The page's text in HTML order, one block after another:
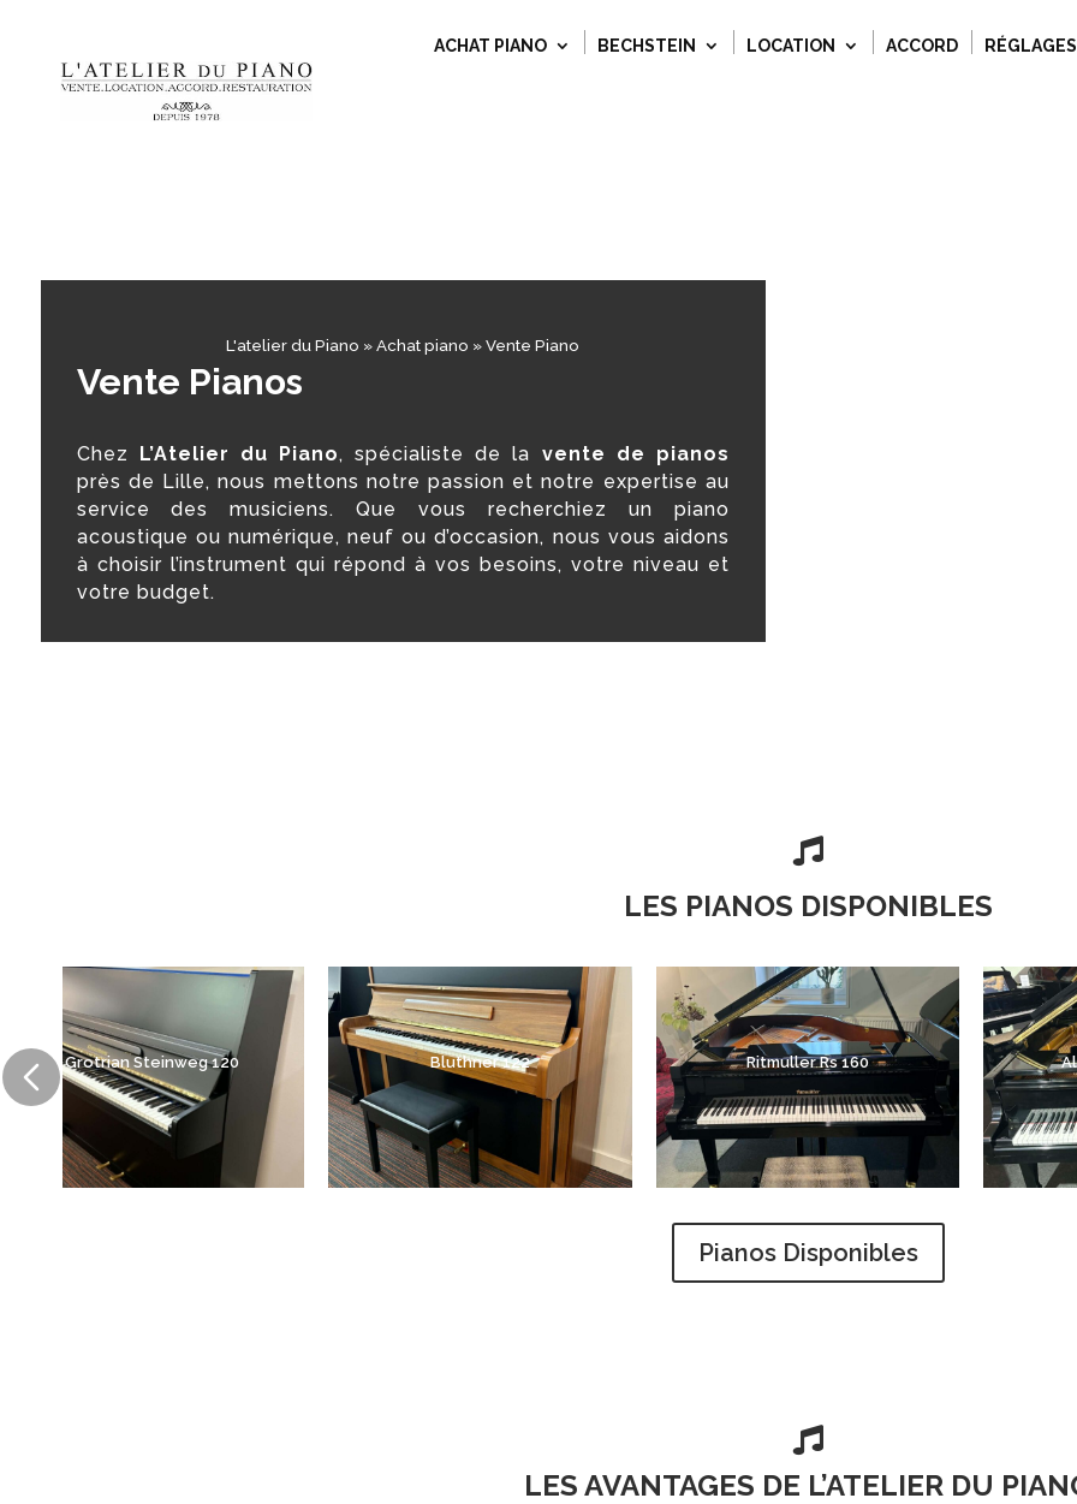
ACHAT PIANO BECHSTEIN LOCATION ACCORD RÉGLAGES
L'atelier du Piano »Achat piano »Vente Piano
Vente Pianos
Chez L’Atelier du Piano, spécialiste de la vente de pianos
près de Lille, nous mettons notre passion et notre expertise au
service des musiciens. Que vous recherchiez un piano
acoustique ou numérique, neuf ou d’occasion, nous vous aidons
à choisir l’instrument qui répond à vos besoins, votre niveau et
votre budget.

LES PIANOS DISPONIBLES
Grotrian Steinweg 120 Bluthner 122 Ritmuller Rs 160
Pianos Disponibles

LES AVANTAGES DE L’ATELIER DU